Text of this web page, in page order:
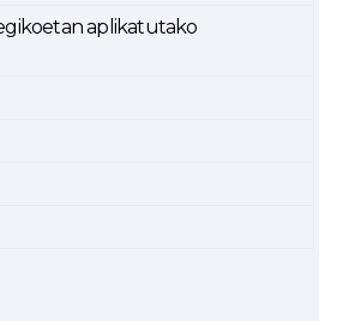
aplikatutako